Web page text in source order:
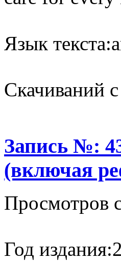
Язык текста:
Cкачиваний
Запись №:
(включая
Просмотров
Год издания: